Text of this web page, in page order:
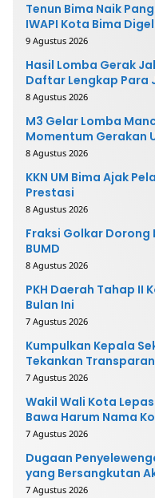
Tenun Bima Naik
IWAPI Kota Bima
9 Agustus 2026
Hasil Lomba Gerak
Daftar Lengkap Para
8 Agustus 2026
M3 Gelar Lomba
Momentum Gerakan
8 Agustus 2026
KKN UM Bima Ajak
Prestasi
8 Agustus 2026
Fraksi Golkar
BUMD
8 Agustus 2026
PKH Daerah Tahap II
Bulan Ini
7 Agustus 2026
Kumpulkan Kepala
Tekankan
7 Agustus 2026
Wakil Wali Kota
Bawa Harum Nama
7 Agustus 2026
Dugaan
yang Bersangkutan
Mengembalikan Uang
7 Agustus 2026